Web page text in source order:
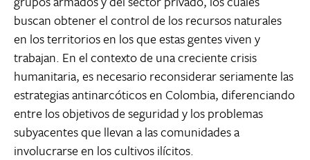
buscan obtener el control de los recursos naturales
en los territorios en los que estas gentes viven y
trabajan. En el contexto de una creciente crisis
humanitaria, es necesario reconsiderar seriamente las
estrategias antinarcóticos en Colombia, diferenciando
entre los objetivos de seguridad y los problemas
subyacentes que llevan a las comunidades a
involucrarse en los cultivos ilícitos.